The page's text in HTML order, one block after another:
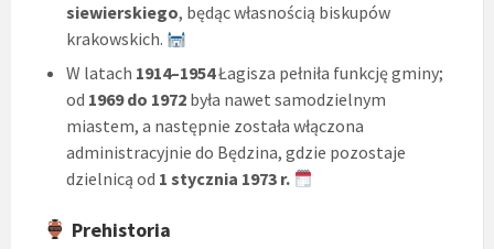
siewierskiego, będąc własnością biskupów
krakowskich.
W latach 1914–1954Łagisza pełniła funkcję gminy;
od 1969 do 1972 była nawet samodzielnym
miastem, a następnie została włączona
administracyjnie do Będzina, gdzie pozostaje
dzielnicą od 1 stycznia 1973 r.
Prehistoria